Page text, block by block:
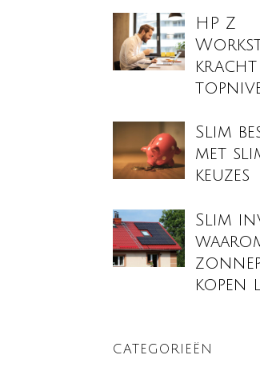
HP Z
kracht
Slim
met
keuzes
Slim
CATEGORIEËN